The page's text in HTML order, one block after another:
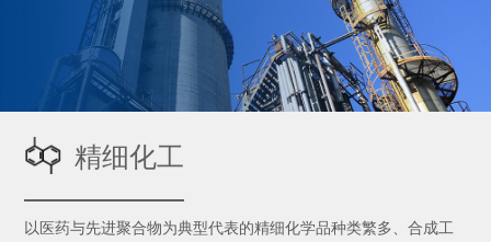
精细化工
以医药与先进聚合物为典型代表的精细化学品种类繁多、合成工